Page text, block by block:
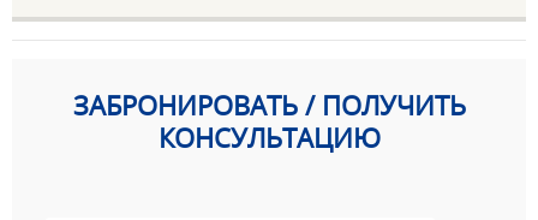
ЗАБРОНИРОВАТЬ / ПОЛУЧИТЬ
КОНСУЛЬТАЦИЮ